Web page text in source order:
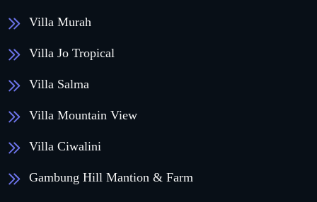
Villa Murah
Villa Jo Tropical
Villa Salma
Villa Mountain View
Villa Ciwalini
Gambung Hill Mantion & Farm